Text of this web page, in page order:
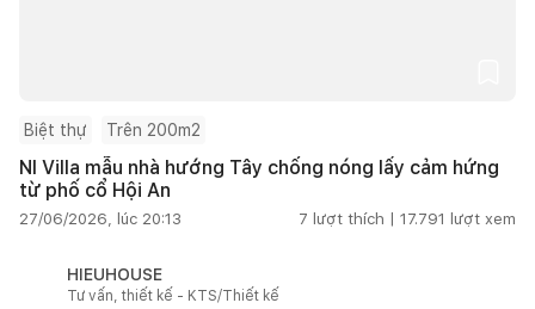
Biệt thự Trên 200m2
NI Villa mẫu nhà hướng Tây chống nóng lấy cảm hứng
từ phố cổ Hội An
27/06/2026, lúc 20:13 7 lượt thích | 17.791 lượt xem
HIEUHOUSE
Tư vấn, thiết kế - KTS/Thiết kế